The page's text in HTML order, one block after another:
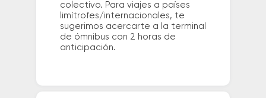
colectivo. Para viajes a países
limítrofes/internacionales, te
sugerimos acercarte a la terminal
de ómnibus con 2 horas de
anticipación.